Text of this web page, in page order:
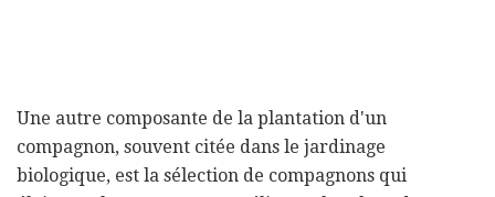
Une autre composante de la plantation d'un
compagnon, souvent citée dans le jardinage
biologique, est la sélection de compagnons qui